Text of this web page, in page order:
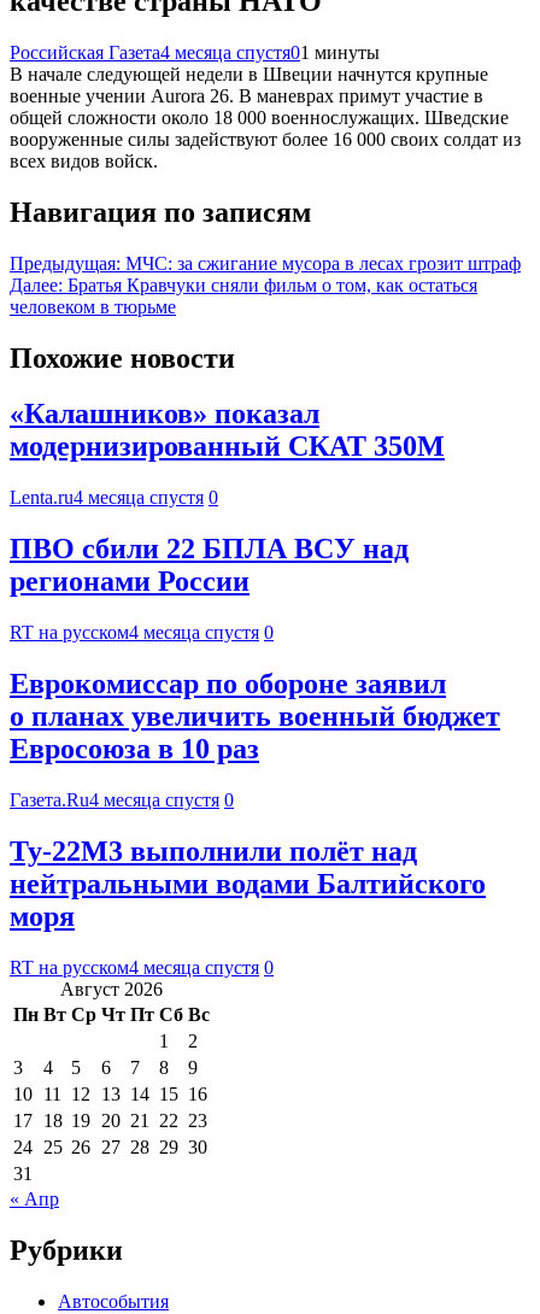
Российская Газета4 месяца спустя01 минуты
В начале следующей недели в Швеции начнутся крупные
военные учении Aurora 26. В маневрах примут участие в
общей сложности около 18 000 военнослужащих. Шведские
вооруженные силы задействуют более 16 000 своих солдат из
всех видов войск.
Навигация по записям
Предыдущая: МЧС: за сжигание мусора в лесах грозит штраф
Далее: Братья Кравчуки сняли фильм о том, как остаться
человеком в тюрьме
Похожие новости
«Калашников» показал
модернизированный СКАТ 350М
Lenta.ru4 месяца спустя 0
ПВО сбили 22 БПЛА ВСУ над
регионами России
RT на русском4 месяца спустя 0
Еврокомиссар по обороне заявил
о планах увеличить военный бюджет
Евросоюза в 10 раз
Газета.Ru4 месяца спустя 0
Ту-22М3 выполнили полёт над
нейтральными водами Балтийского
моря
RT на русском4 месяца спустя 0
Август 2026
Пн Вт Ср Чт Пт Сб Вс
1
2
3
4 5 6 7 8
9
10 11 12 13 14 15 16
17 18 19 20 21 22 23
24 25 26 27 28 29 30
31
« Апр
Рубрики
Автособытия